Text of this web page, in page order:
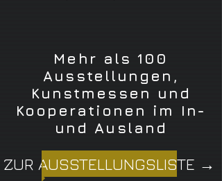
Mehr als 100
Ausstellungen,
Kunstmessen und
Kooperationen im In-
und Ausland
ZUR AUSSTELLUNGSLISTE →